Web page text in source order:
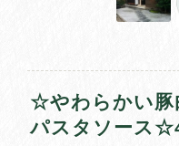
☆やわらかい豚
パスタソース